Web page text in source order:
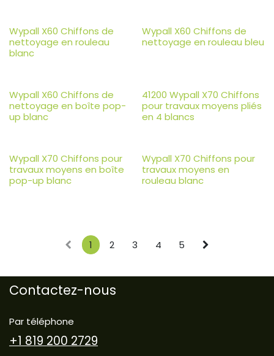
Wypall X60 Chiffons de
nettoyage en rouleau
blanc
Wypall X60 Chiffons de
nettoyage en rouleau bleu
Wypall X60 Chiffons de
nettoyage en boîte pop-
up blanc
41200 Wypall X70 Chiffons
pour travaux moyens pliés
en 4 blancs
Wypall X70 Chiffons pour
travaux moyens en boîte
pop-up blanc
Wypall X70 Chiffons pour
travaux moyens en
rouleau blanc
1 2 3 4 5
Contactez-nous
Par téléphone
+1 819 200 2729